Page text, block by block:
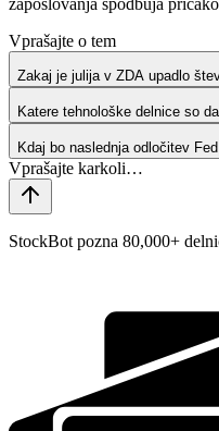
zaposlovanja spodbuja
Vprašajte o tem
Zakaj je julija v ZDA upadlo
Katere tehnološke delnice so
Kdaj bo naslednja odločitev
StockBot pozna 80,000+